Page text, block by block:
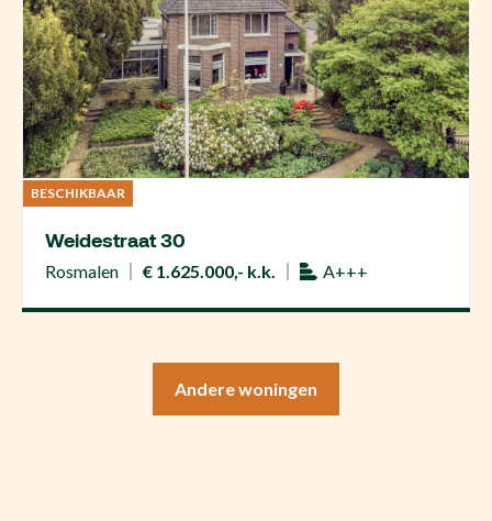
BESCHIKBAAR
Weidestraat 30
Rosmalen € 1.625.000,- k.k. A+++
Andere woningen